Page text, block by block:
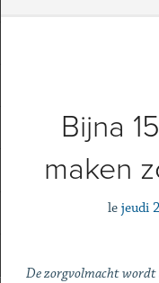
Bijna
maken
le jeudi
De zorgvolmacht wordt